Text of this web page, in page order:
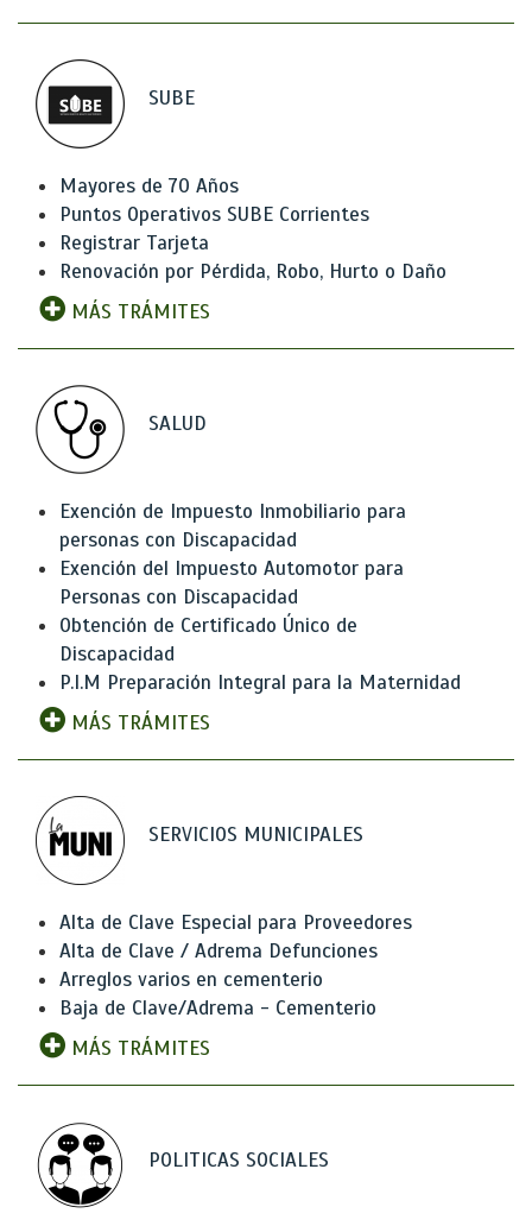
SUBE
Mayores de 70 Años
Puntos Operativos SUBE Corrientes
Registrar Tarjeta
Renovación por Pérdida, Robo, Hurto o Daño
MÁS TRÁMITES
SALUD
Exención de Impuesto Inmobiliario para
personas con Discapacidad
Exención del Impuesto Automotor para
Personas con Discapacidad
Obtención de Certificado Único de
Discapacidad
P.I.M Preparación Integral para la Maternidad
MÁS TRÁMITES
SERVICIOS MUNICIPALES
Alta de Clave Especial para Proveedores
Alta de Clave / Adrema Defunciones
Arreglos varios en cementerio
Baja de Clave/Adrema - Cementerio
MÁS TRÁMITES
POLITICAS SOCIALES